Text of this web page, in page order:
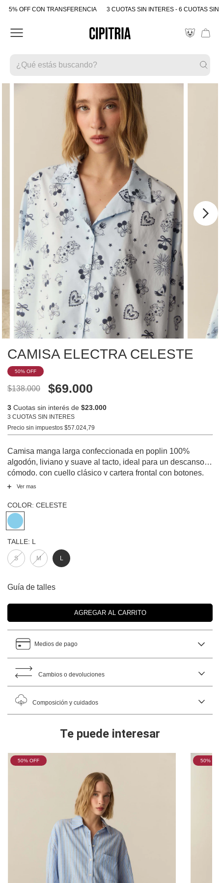
5% OFF CON TRANSFERENCIA 3 CUOTAS SIN INTERES - 6 CUOTAS
CAMISA ELECTRA CELESTE
50% OFF
$138.000 $69.000
3 Cuotas sin interés de $23.000
3 CUOTAS SIN INTERES
Precio sin impuestos $57.024,79
Camisa manga larga confeccionada en poplin 100%
algodón, liviano y suave al tacto, ideal para un descanso
cómodo, con cuello clásico y cartera frontal con botones,
combinando un diseño relajado con un estampado
Ver mas
TALLE: L
S M L
COLOR: CELESTE
Guía de talles
Medios de pago
Cambios o devoluciones
Composición y cuidados
Te puede interesar
50% OFF 50%